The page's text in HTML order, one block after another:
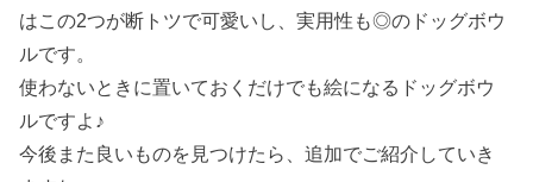
はこの2つが断トツで可愛いし、実用性も◎のドッグボウ
ルです。
使わないときに置いておくだけでも絵になるドッグボウ
ルですよ♪
今後また良いものを見つけたら、追加でご紹介していき